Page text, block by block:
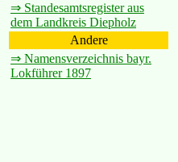
⇒ Standesamtsregister aus
dem Landkreis Diepholz
Andere
⇒ Namensverzeichnis bayr.
Lokführer 1897